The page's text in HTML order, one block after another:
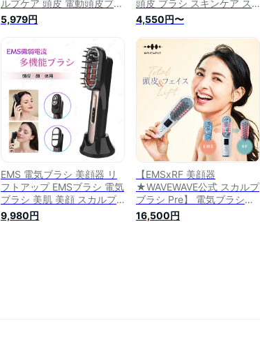
ルプケア 頭皮 電動頭皮ブラ
シ 美顔器 フェイスケア リ
フトアップ マッサージ 光エ
レーション 頭皮ケア 薄毛
頭皮マッサージャー たるみ
男女兼用 メンズ
5,979円
頭皮 ブラシ スキンケア ス
カルプ 頭皮ブラシ 誕生日
ギフト プレゼント オイル
タンク プレゼント 顔 頭皮
ブラシ フェイスライン
4,550円〜
EMS 電気ブラシ 美顔器 リ
フトアップ EMSブラシ 電気
ブラシ 美肌 美顔 スカルプ
ブラシ 頭皮マッサージャー
頭皮ケア ヘアブラシ 光エス
9,980円
【EMSxRF 美顔器
★WAVEWAVE公式 スカルプ
ブラシ Pre】 電気ブラシ
ems ヘッドスパ 電気針ブラ
シ 美顔器 rf美顔器 頭皮ブラ
16,500円